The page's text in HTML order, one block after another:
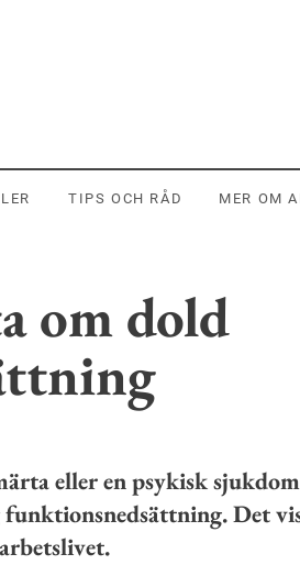
TIPS OCH RÅD MER OM
om dold
eller en psykisk
Det